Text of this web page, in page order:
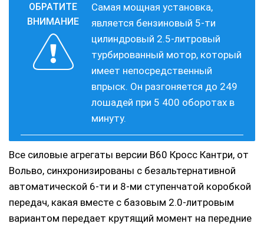
Самая мощная установка,
является бензиновый 5-ти
цилиндровый 2.5-литровый
турбированный мотор, который
имеет непосредственный
впрыск. Он разгоняется до 249
лошадей при 5 400 оборотах в
минуту.
Все силовые агрегаты версии В60 Кросс Кантри, от
Вольво, синхронизированы с безальтернативной
автоматической 6-ти и 8-ми ступенчатой коробкой
передач, какая вместе с базовым 2.0-литровым
вариантом передает крутящий момент на передние